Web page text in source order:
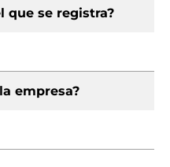
que se registra?
empresa?